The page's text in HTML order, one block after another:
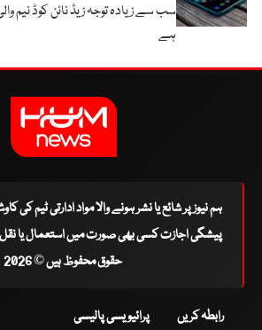
سب سے زیادہ توجہ زیڈ نائن کوڈ نیم
ہے
ہم نیوز پر شائع یا نشر ہونے والا مواد ادارتی ٹیم کی
پیشگی اجازت کسی بھی صورت میں استعمال یا نقل
حقوق محفوظ ہیں © 2026
رابطہ کریں پرائیویسی پالیسی